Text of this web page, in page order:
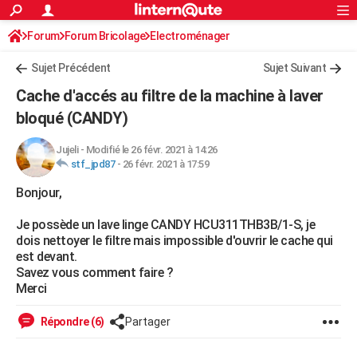
ACTUALITÉS
Politique
Société
Faits Divers
Education
Monde
Villes
+
Programme TV
TNTStreaming
Cinéma
Sorties cinéma
Musique
+FINANCE
Retraite
Impôts
Epargne
Immobilier
Risques naturels par ville
Banque
Assurance
Crédit
AUTO
Essais
Réserver un essai
Citadines
Berlines
SUV
Forum auto
HIGH-TECH
Forum
Aménagement intérieur
Extérieur
Cuisine
Salle de bains
Jardinage
Rangement
WEEK-END
Guides de France
Escapades
Patrimoine
Expositions
Musées
Week-end nature
+LIFESTYLE
SANTE
S'inscrire
Connexion
Forum Forum Bricolage Electroménager
Sujet Précédent Sujet Suivant
Cache d'accés au filtre de la machine à laver
bloqué (CANDY)
Jujeli- Modifié le 26 févr. 2021 à 14:26
stf_jpd87- 26 févr. 2021 à 17:59
Bonjour,
Je possède un lave linge CANDY HCU311THB3B/1-S, je
dois nettoyer le filtre mais impossible d'ouvrir le cache qui
est devant.
Savez vous comment faire ?
Merci
Répondre (6) Partager